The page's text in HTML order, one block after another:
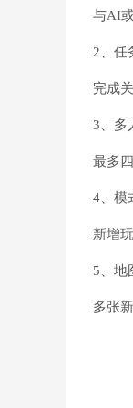
与AI
2、任
完成
3、多
最多
4、模
新增
5、地
多张